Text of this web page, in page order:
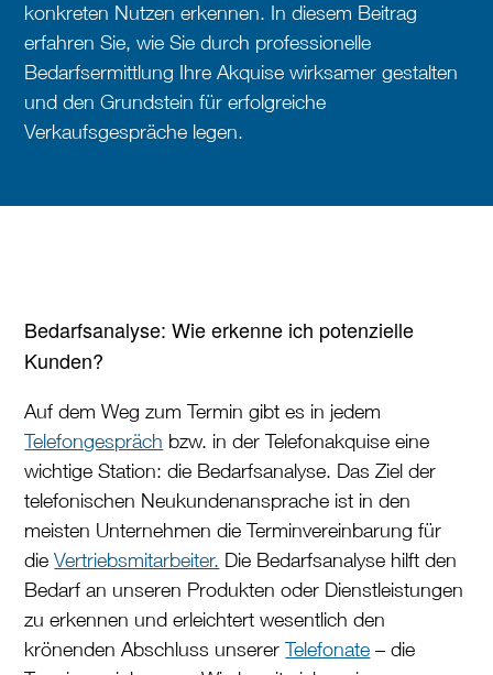
konkreten Nutzen erkennen. In diesem Beitrag
erfahren Sie, wie Sie durch professionelle
Bedarfsermittlung Ihre Akquise wirksamer gestalten
und den Grundstein für erfolgreiche
Verkaufsgespräche legen.
Bedarfsanalyse: Wie erkenne ich potenzielle
Kunden?
Auf dem Weg zum Termin gibt es in jedem
Telefongespräch bzw. in der Telefonakquise eine
wichtige Station: die Bedarfsanalyse. Das Ziel der
telefonischen Neukundenansprache ist in den
meisten Unternehmen die Terminvereinbarung für
dieVertriebsmitarbeiter. Die Bedarfsanalyse hilft den
Bedarf an unseren Produkten oder Dienstleistungen
zu erkennen und erleichtert wesentlich den
krönenden Abschluss unsererTelefonate – die